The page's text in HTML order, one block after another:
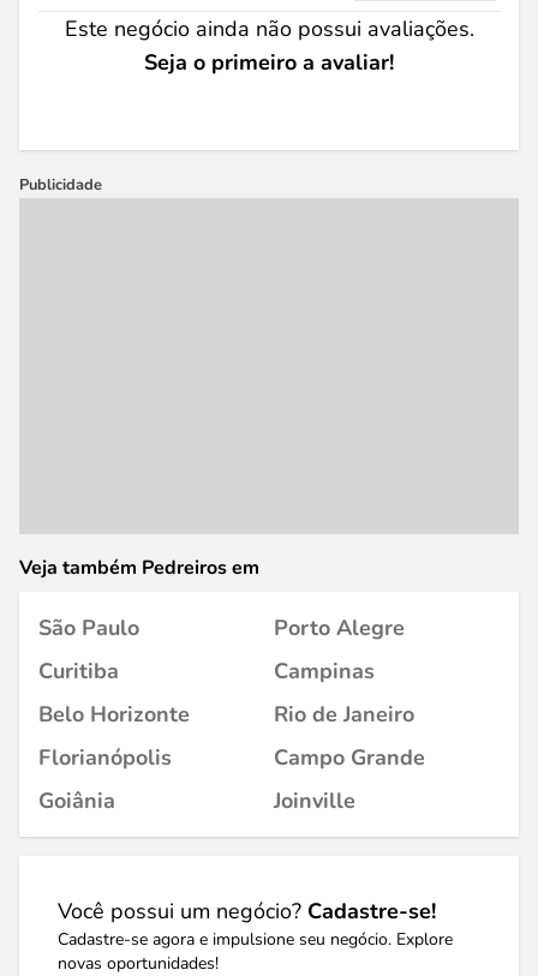
Este negócio ainda não possui avaliações.
Seja o primeiro a avaliar!
Publicidade
Veja também Pedreiros em
São Paulo
Porto Alegre
Curitiba
Campinas
Belo Horizonte
Rio de Janeiro
Florianópolis
Campo Grande
Goiânia
Joinville
Você possui um negócio? Cadastre-se!
Cadastre-se agora e impulsione seu negócio. Explore
novas oportunidades!